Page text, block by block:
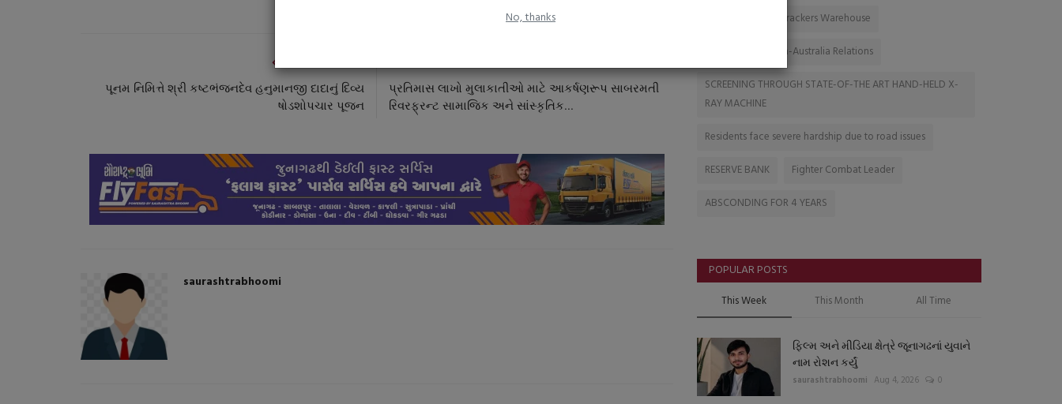
No, thanks
પૂનમ નિમિત્તે શ્રી કષ્ટભંજનદેવ હનુમાનજી દાદાનું દિવ્ય
ષોડશોપચાર પૂજન
પ્રતિમાસ લાખો મુલાકાતીઓ માટે આકર્ષણરૂપ સાબરમતી
રિવરફ્રન્ટ સામાજિક અને સાંસ્કૃતિક...
saurashtrabhoomi
Found illegal Firecrackers Warehouse
Golden Era in India-Australia Relations
SCREENING THROUGH STATE-OF-THE ART HAND-HELD X-
RAY MACHINE
Residents face severe hardship due to road issues
RESERVE BANK
Fighter Combat Leader
ABSCONDING FOR 4 YEARS
POPULAR POSTS
This Week This Month All Time
ફિલ્મ અને મીડિયા ક્ષેત્રે જૂનાગઢનાં યુવાને
નામ રોશન કર્યું
saurashtrabhoomi Aug 4, 2026 0